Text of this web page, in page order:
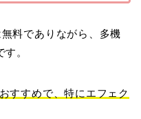
料でありながら、多機
。
すすめで、特にエフェク